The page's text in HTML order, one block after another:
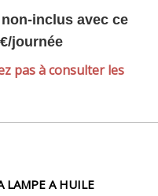
inclus avec ce
journée
pas à consulter les
LAMPE A HUILE